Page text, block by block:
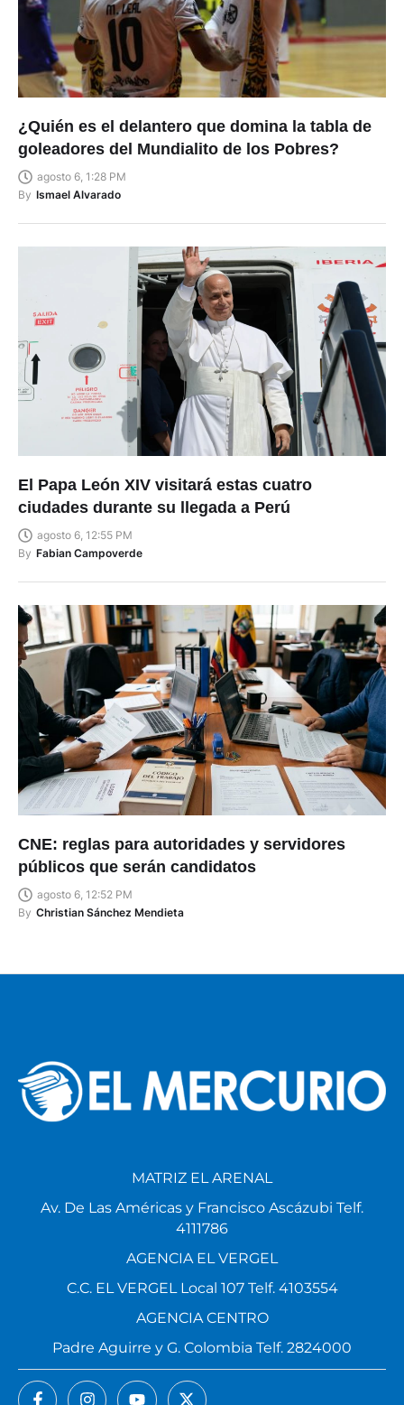
¿Quién es el delantero que domina la tabla de
goleadores del Mundialito de los Pobres?
agosto 6, 1:28 PM
By Ismael Alvarado
El Papa León XIV visitará estas cuatro
ciudades durante su llegada a Perú
agosto 6, 12:55 PM
By Fabian Campoverde
CNE: reglas para autoridades y servidores
públicos que serán candidatos
agosto 6, 12:52 PM
By Christian Sánchez Mendieta
MATRIZ EL ARENAL
Av. De Las Américas y Francisco Ascázubi Telf.
4111786
AGENCIA EL VERGEL
C.C. EL VERGEL Local 107 Telf. 4103554
AGENCIA CENTRO
Padre Aguirre y G. Colombia Telf. 2824000